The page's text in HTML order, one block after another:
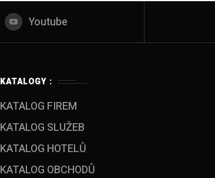
Youtube
KATALOGY :
KATALOG FIREM
KATALOG SLUŽEB
KATALOG HOTELŮ
KATALOG OBCHODŮ